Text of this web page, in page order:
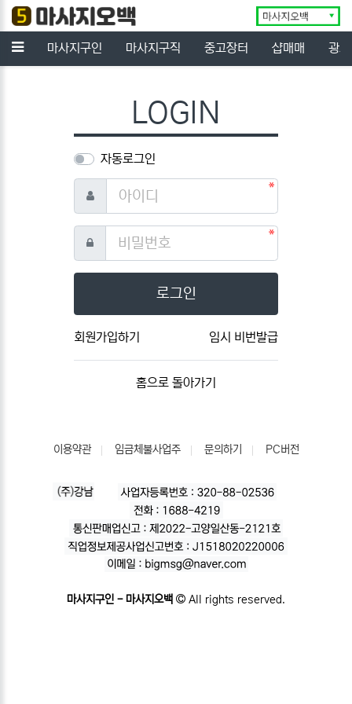
메뉴 마사지구인 마사지구직 중고장터 샵매매 광
LOGIN
자동로그인
아이디 필수
비밀번호 필수
로그인
회원가입하기 임시 비번발급
홈으로 돌아가기
이용약관 임금체불사업주 문의하기 PC버전
마사지구인 - 마사지오백 All rights reserved.